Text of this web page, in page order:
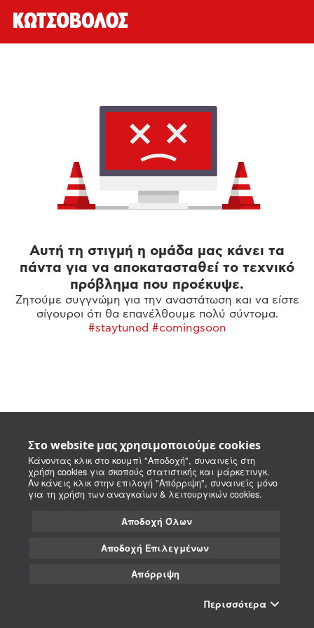
Στο website μας χρησιμοποιούμε cookies
Κάνοντας κλικ στο κουμπί "Αποδοχή", συναινείς στη
χρήση cookies για σκοπούς στατιστικής και μάρκετινγκ.
Αν κάνεις κλικ στην επιλογή "Απόρριψη", συναινείς μόνο
για τη χρήση των αναγκαίων & λειτουργικών cookies.
Αποδοχή Όλων
Αποδοχή Επιλεγμένων
Απόρριψη
Περισσότερα
Αυτή τη στιγμή η ομάδα μας κάνει τα
πάντα για να αποκατασταθεί το τεχνικό
πρόβλημα που προέκυψε.
Ζητούμε συγγνώμη για την αναστάτωση και να είστε
σίγουροι ότι θα επανέλθουμε πολύ σύντομα.
#staytuned #comingsoon